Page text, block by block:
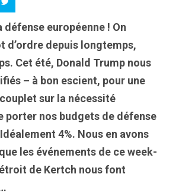
défense européenne ! On
d’ordre depuis longtemps,
Cet été, Donald Trump nous
– à bon escient, pour une
sur la nécessité
porter nos budgets de défense
4%. Nous en avons
les événements de ce week-
de Kertch nous font